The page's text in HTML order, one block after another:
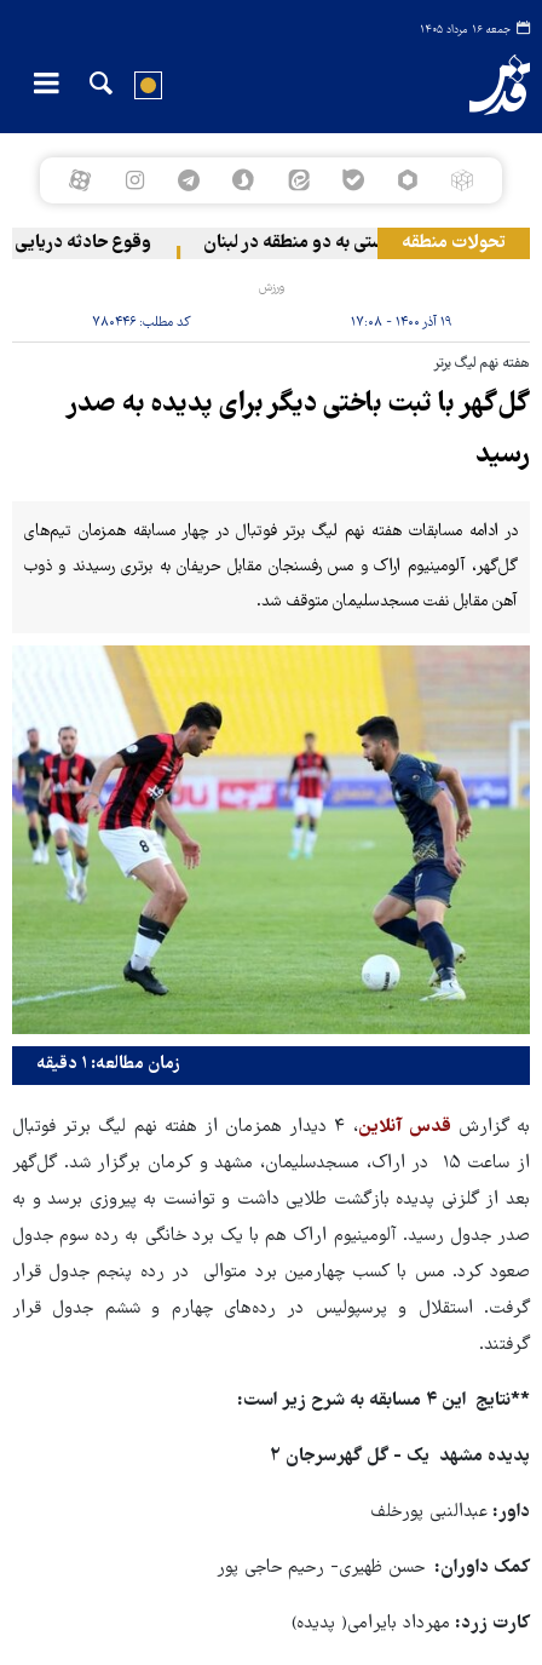
جمعه ۱۶ مرداد ۱۴۰۵
تحولات منطقه
حمله رژیم صهیونیستی به دو منطقه در لبنان وقوع حادثه دریایی در
ورزش
۱۹ آذر ۱۴۰۰ - ۱۷:۰۸ کد مطلب: ۷۸۰۴۴۶
هفته نهم لیگ برتر
گل‌گهر با ثبت باختی دیگر برای پدیده به صدر
رسید
در ادامه مسابقات هفته نهم لیگ برتر فوتبال در چهار مسابقه همزمان تیم‌های
گل‌گهر، آلومینیوم اراک و مس رفسنجان مقابل حریفان به برتری رسیدند و ذوب
آهن مقابل نفت مسجدسلیمان متوقف شد.
زمان مطالعه: ۱ دقیقه
به گزارش قدس آنلاین
، ۴ دیدار همزمان از هفته نهم لیگ برتر فوتبال
از ساعت ۱۵ در اراک، مسجدسلیمان، مشهد و کرمان برگزار شد. گل‌گهر
بعد از گلزنی پدیده بازگشت طلایی داشت و توانست به پیروزی برسد و به
صدر جدول رسید. آلومینیوم اراک هم با یک برد خانگی به رده سوم جدول
صعود کرد. مس با کسب چهارمین برد متوالی در رده پنجم جدول قرار
گرفت. استقلال و پرسپولیس در رده‌های چهارم و ششم جدول قرار
گرفتند.
**نتایج این ۴ مسابقه به شرح زیر است:
پدیده مشهد یک - گل گهرسرجان ۲
داور: عبدالنبی پورخلف
کمک داوران: حسن ظهیری- رحیم حاجی پور
کارت زرد: مهرداد بایرامی( پدیده)